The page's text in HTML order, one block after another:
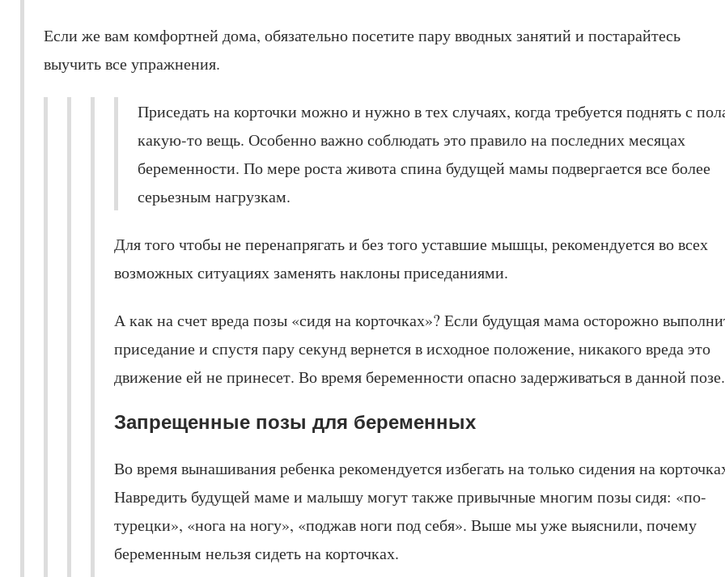
Если же вам комфортней дома, обязательно посетите пару вводных занятий и постарайтесь
выучить все упражнения.
Приседать на корточки можно и нужно в тех случаях, когда требуется поднять с
какую-то вещь. Особенно важно соблюдать это правило на последних месяцах
беременности. По мере роста живота спина будущей мамы подвергается все более
серьезным нагрузкам.
Для того чтобы не перенапрягать и без того уставшие мышцы, рекомендуется во всех
возможных ситуациях заменять наклоны приседаниями.
А как на счет вреда позы «сидя на корточках»? Если будущая мама осторожно
приседание и спустя пару секунд вернется в исходное положение, никакого вреда это
движение ей не принесет. Во время беременности опасно задерживаться в данной позе.
Запрещенные позы для беременных
Во время вынашивания ребенка рекомендуется избегать на только сидения на
Навредить будущей маме и малышу могут также привычные многим позы сидя: «по-
турецки», «нога на ногу», «поджав ноги под себя». Выше мы уже выяснили, почему
беременным нельзя сидеть на корточках.